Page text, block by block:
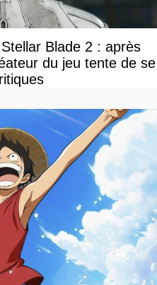
Blade 2 : après
du jeu tente de se